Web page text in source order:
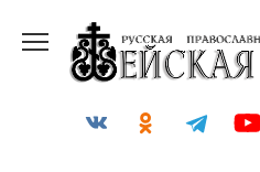
содержанию